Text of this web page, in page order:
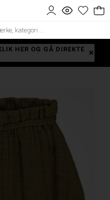
HER OG GÅ DIREKTE